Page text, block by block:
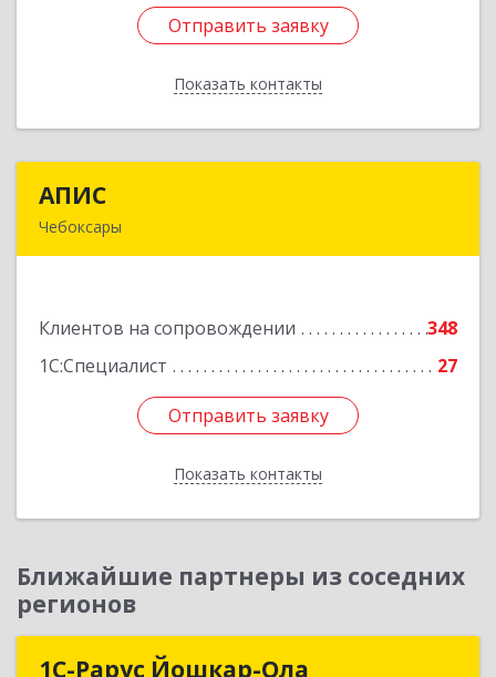
Отправить заявку
Показать контакты
Отправить заявку
Назад
АПИС
Чебоксары
Клиентов на сопровождении
348
1С:Специалист
27
Отправить заявку
Показать контакты
Подробнее
Отправить заявку
Назад
Ближайшие партнеры из соседних
регионов
1С-Рарус Йошкар-Ола1С-Рарус Йошкар-Ола